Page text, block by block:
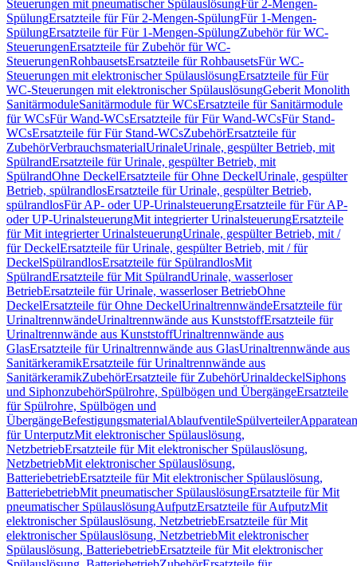
Steuerungen mit pneumatischer SpülauslösungFür 2-Mengen-
SpülungErsatzteile für Für 2-Mengen-SpülungFür 1-Mengen-
SpülungErsatzteile für Für 1-Mengen-SpülungZubehör für WC-
SteuerungenErsatzteile für Zubehör für WC-
SteuerungenRohbausetsErsatzteile für RohbausetsFür WC-
Steuerungen mit elektronischer SpülauslösungErsatzteile für Für
WC-Steuerungen mit elektronischer SpülauslösungGeberit Monolith
SanitärmoduleSanitärmodule für WCsErsatzteile für Sanitärmodule
für WCsFür Wand-WCsErsatzteile für Für Wand-WCsFür Stand-
WCsErsatzteile für Für Stand-WCsZubehörErsatzteile für
ZubehörVerbrauchsmaterialUrinaleUrinale, gespülter Betrieb, mit
SpülrandErsatzteile für Urinale, gespülter Betrieb, mit
SpülrandOhne DeckelErsatzteile für Ohne DeckelUrinale, gespülter
Betrieb, spülrandlosErsatzteile für Urinale, gespülter Betrieb,
spülrandlosFür AP- oder UP-UrinalsteuerungErsatzteile für Für AP-
oder UP-UrinalsteuerungMit integrierter UrinalsteuerungErsatzteile
für Mit integrierter UrinalsteuerungUrinale, gespülter Betrieb, mit /
für DeckelErsatzteile für Urinale, gespülter Betrieb, mit / für
DeckelSpülrandlosErsatzteile für SpülrandlosMit
SpülrandErsatzteile für Mit SpülrandUrinale, wasserloser
BetriebErsatzteile für Urinale, wasserloser BetriebOhne
DeckelErsatzteile für Ohne DeckelUrinaltrennwändeErsatzteile für
UrinaltrennwändeUrinaltrennwände aus KunststoffErsatzteile für
Urinaltrennwände aus KunststoffUrinaltrennwände aus
GlasErsatzteile für Urinaltrennwände aus GlasUrinaltrennwände aus
SanitärkeramikErsatzteile für Urinaltrennwände aus
SanitärkeramikZubehörErsatzteile für ZubehörUrinaldeckelSiphons
und SiphonzubehörSpülrohre, Spülbögen und ÜbergängeErsatzteile
für Spülrohre, Spülbögen und
ÜbergängeBefestigungsmaterialAblaufventileSpülverteiler
für UnterputzMit elektronischer Spülauslösung,
NetzbetriebErsatzteile für Mit elektronischer Spülauslösung,
NetzbetriebMit elektronischer Spülauslösung,
BatteriebetriebErsatzteile für Mit elektronischer Spülauslösung,
BatteriebetriebMit pneumatischer SpülauslösungErsatzteile für Mit
pneumatischer SpülauslösungAufputzErsatzteile für AufputzMit
elektronischer Spülauslösung, NetzbetriebErsatzteile für Mit
elektronischer Spülauslösung, NetzbetriebMit elektronischer
Spülauslösung, BatteriebetriebErsatzteile für Mit elektronischer